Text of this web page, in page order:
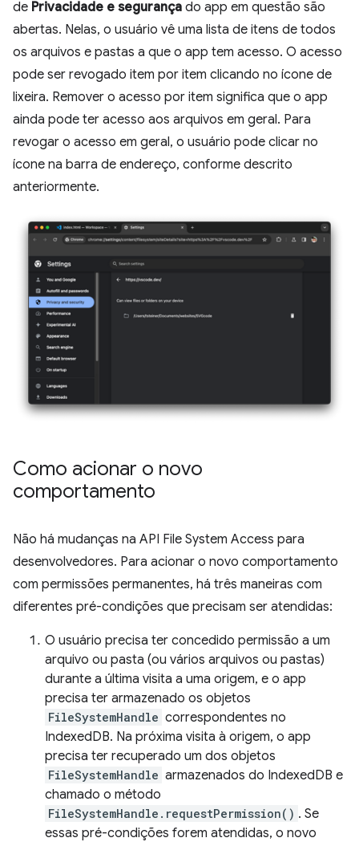
de Privacidade e segurança do app em questão são
abertas. Nelas, o usuário vê uma lista de itens de todos
os arquivos e pastas a que o app tem acesso. O acesso
pode ser revogado item por item clicando no ícone de
lixeira. Remover o acesso por item significa que o app
ainda pode ter acesso aos arquivos em geral. Para
revogar o acesso em geral, o usuário pode clicar no
ícone na barra de endereço, conforme descrito
anteriormente.
Como acionar o novo
comportamento
Não há mudanças na API File System Access para
desenvolvedores. Para acionar o novo comportamento
com permissões permanentes, há três maneiras com
diferentes pré-condições que precisam ser atendidas:
O usuário precisa ter concedido permissão a um
arquivo ou pasta (ou vários arquivos ou pastas)
durante a última visita a uma origem, e o app
precisa ter armazenado os objetos
FileSystemHandle correspondentes no
IndexedDB. Na próxima visita à origem, o app
precisa ter recuperado um dos objetos
FileSystemHandle armazenados do IndexedDB e
chamado o método
FileSystemHandle.requestPermission() . Se
essas pré-condições forem atendidas, o novo